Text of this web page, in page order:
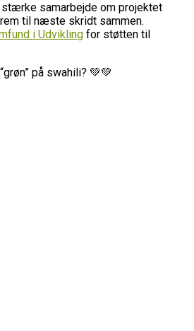
samarbejde om projektet
til næste skridt sammen.
i Udvikling for støtten til
på swahili? 💚💚